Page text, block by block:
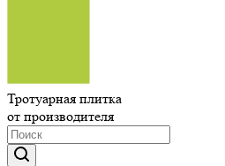
Тротуарная плитка
от производителя